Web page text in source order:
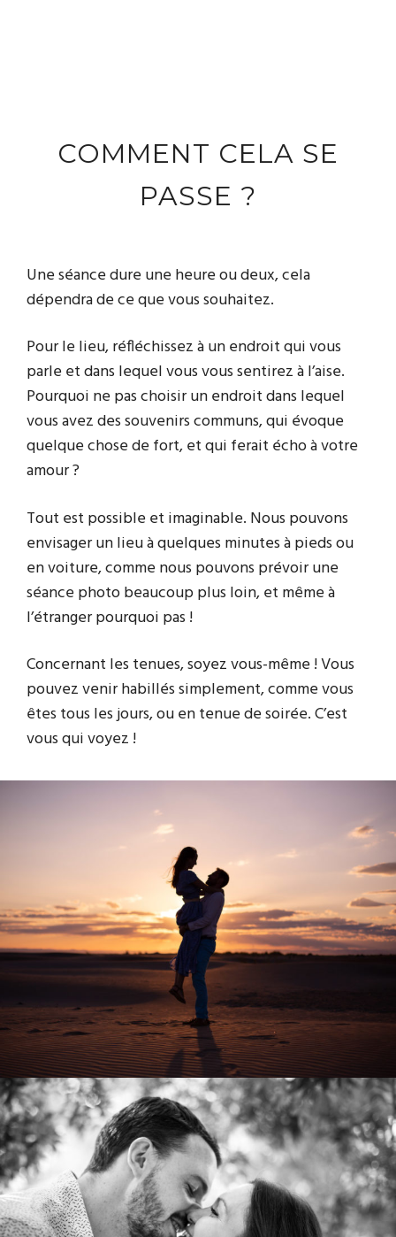
COMMENT CELA SE
PASSE ?
Une séance dure une heure ou deux, cela
dépendra de ce que vous souhaitez.
Pour le lieu, réfléchissez à un endroit qui vous
parle et dans lequel vous vous sentirez à l’aise.
Pourquoi ne pas choisir un endroit dans lequel
vous avez des souvenirs communs, qui évoque
quelque chose de fort, et qui ferait écho à votre
amour ?
Tout est possible et imaginable. Nous pouvons
envisager un lieu à quelques minutes à pieds ou
en voiture, comme nous pouvons prévoir une
séance photo beaucoup plus loin, et même à
l’étranger pourquoi pas !
Concernant les tenues, soyez vous-même ! Vous
pouvez venir habillés simplement, comme vous
êtes tous les jours, ou en tenue de soirée. C’est
vous qui voyez !